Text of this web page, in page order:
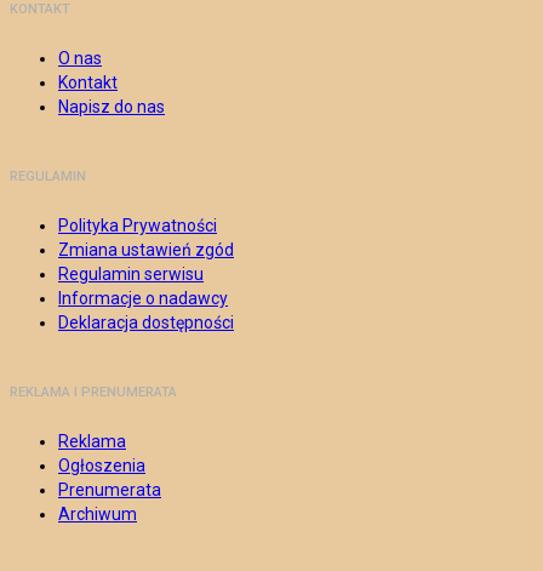
KONTAKT
O nas
Kontakt
Napisz do nas
REGULAMIN
Polityka Prywatności
Zmiana ustawień zgód
Regulamin serwisu
Informacje o nadawcy
Deklaracja dostępności
REKLAMA I PRENUMERATA
Reklama
Ogłoszenia
Prenumerata
Archiwum